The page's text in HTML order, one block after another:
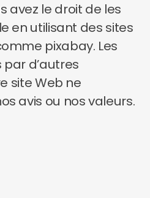
avez le droit de les
en utilisant des sites
pixabay. Les
d’autres
site Web ne
avis ou nos valeurs.